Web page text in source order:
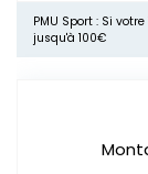
PMU Sport : Si
jusqu'à 100€